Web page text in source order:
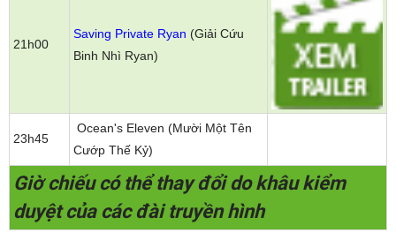
21h00
Saving Private Ryan (Giải Cứu
Binh Nhì Ryan)
23h45
Ocean's Eleven (Mười Một Tên
Cướp Thế Kỷ)
Giờ chiếu có thể thay đổi do khâu kiểm
duyệt của các đài truyền hình